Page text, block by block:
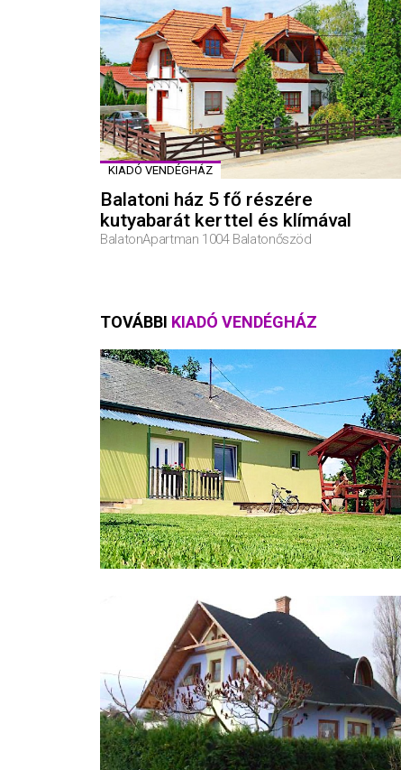
KIADÓ VENDÉGHÁZ
Balatoni ház 5 fő részére
kutyabarát kerttel és klímával
BalatonApartman 1004 Balatonőszöd
TOVÁBBI KIADÓ VENDÉGHÁZ